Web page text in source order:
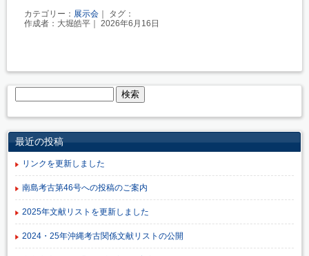
カテゴリー： 展示会 ｜ タグ：
作成者：大堀皓平｜ 2026年6月16日
最近の投稿
リンクを更新しました
南島考古第46号への投稿のご案内
2025年文献リストを更新しました
2024・25年沖縄考古関係文献リストの公開